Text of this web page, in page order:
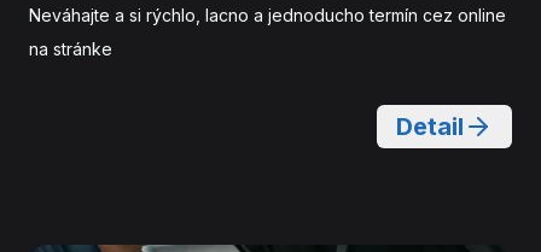
Neváhajte a si rýchlo, lacno a jednoducho termín cez online
na stránke
Detail